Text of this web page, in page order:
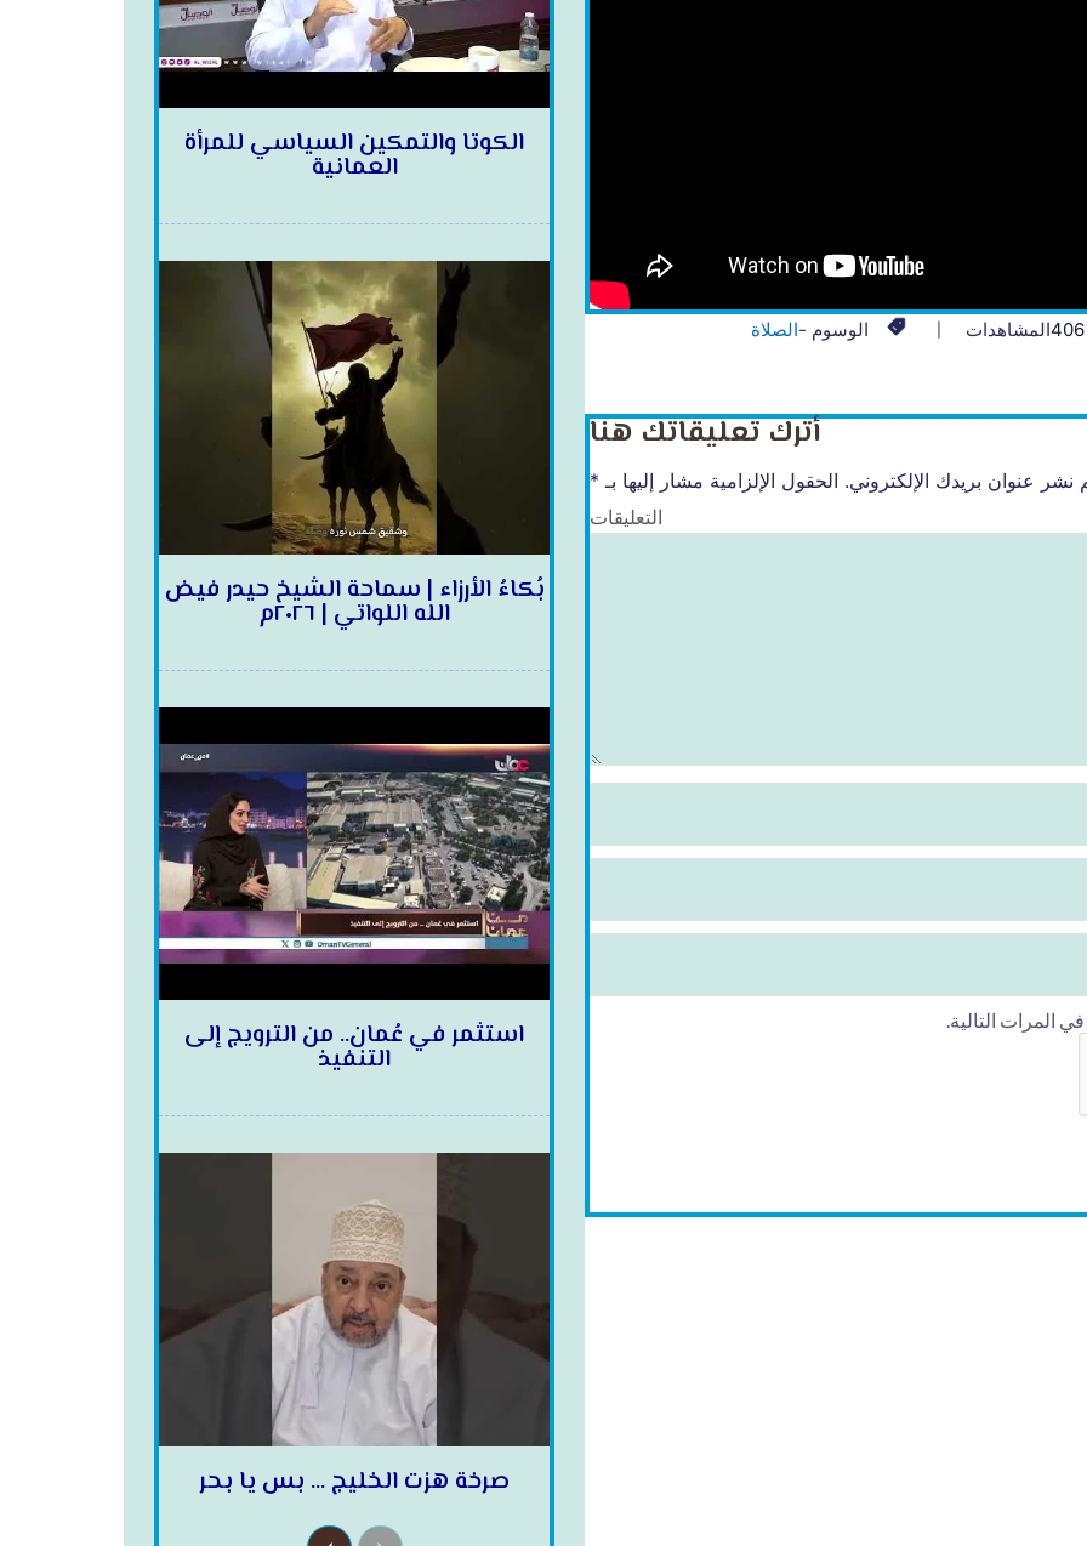
406المشاهدات الوسوم -الصلاة
أترك تعليقاتك هنا
نشر عنوان بريدك الإلكتروني. الحقول الإلزامية مشار إليها بـ *
التعليقات
المرات التالية.
الكوتا والتمكين السياسي للمرأة
العمانية
بُكاءُ الأرزاء | سماحة الشيخ حيدر فيض
الله اللواتي | ٢٠٢٦م
استثمر في عُمان.. من الترويج إلى
التنفيذ
صرخة هزت الخليج … بس يا بحر